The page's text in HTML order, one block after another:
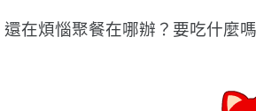
還在煩惱聚餐在哪辦？要吃什麼嗎